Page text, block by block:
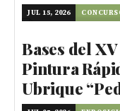
JUL 15, 2026
Bases del
Pintura
Ubrique